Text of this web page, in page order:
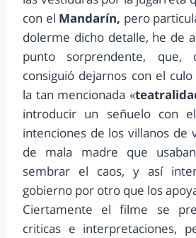
con el Mandarín, pero
dolerme dicho detalle, he de
punto sorprendente, que,
consiguió dejarnos con el
la tan mencionada «
introducir un señuelo con
intenciones de los villanos de
de mala madre que
sembrar el caos, y así
gobierno por otro que los
Ciertamente el filme se
criticas e interpretaciones,